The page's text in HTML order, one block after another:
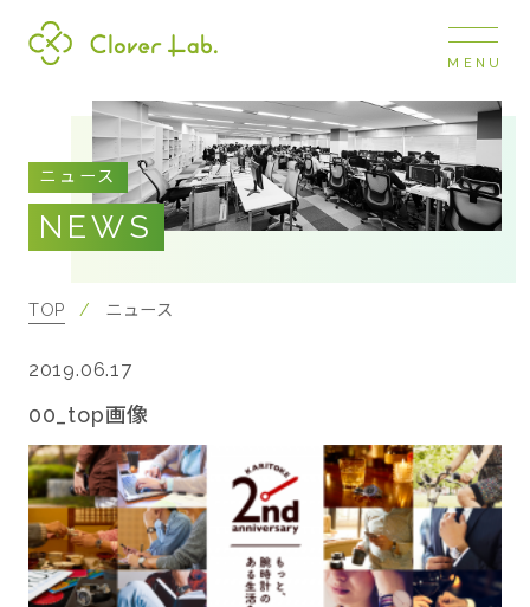
COMPANY
企業情報
ナビ
事業展開
RECRUIT
採用情報
NEWS
お知らせ
MENU
ニュース
NEWS
TOP ニュース
00_top画像
2019.06.17